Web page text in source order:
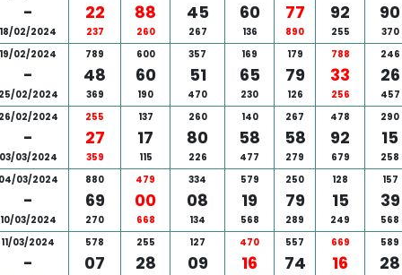
-
18/02/2024
22
237
88
260
45
267
60
136
77
890
92
255
90
370
19/02/2024
-
02/2024
789
48
369
600
60
190
357
51
470
169
65
230
179
79
126
788
33
256
246
26
457
02/2024
-
03/2024
255
27
359
137
17
115
260
80
226
140
58
477
267
58
279
478
92
679
290
15
258
03/2024
-
10/03/2024
880
69
270
479
00
668
334
08
134
579
19
568
250
79
289
128
15
249
157
39
568
11/03/2024
-
578
07
255
28
127
09
470
16
557
74
669
16
589
28